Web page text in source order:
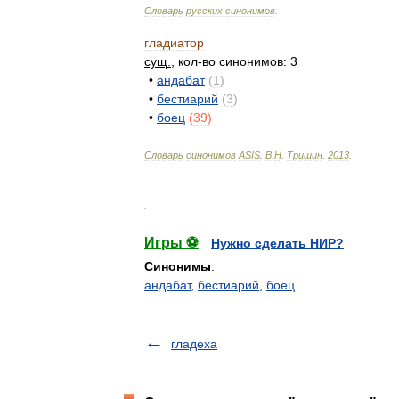
Словарь русских синонимов
гладиатор
сущ
кол-во синонимов: 3
• андабат (1)
• бестиарий (3)
• боец (39)
Словарь синонимов ASIS В Н Тришин 2013
Игры ⚽
Нужно сделать НИР?
Синонимы:
андабат, бестиарий боец
гладеха